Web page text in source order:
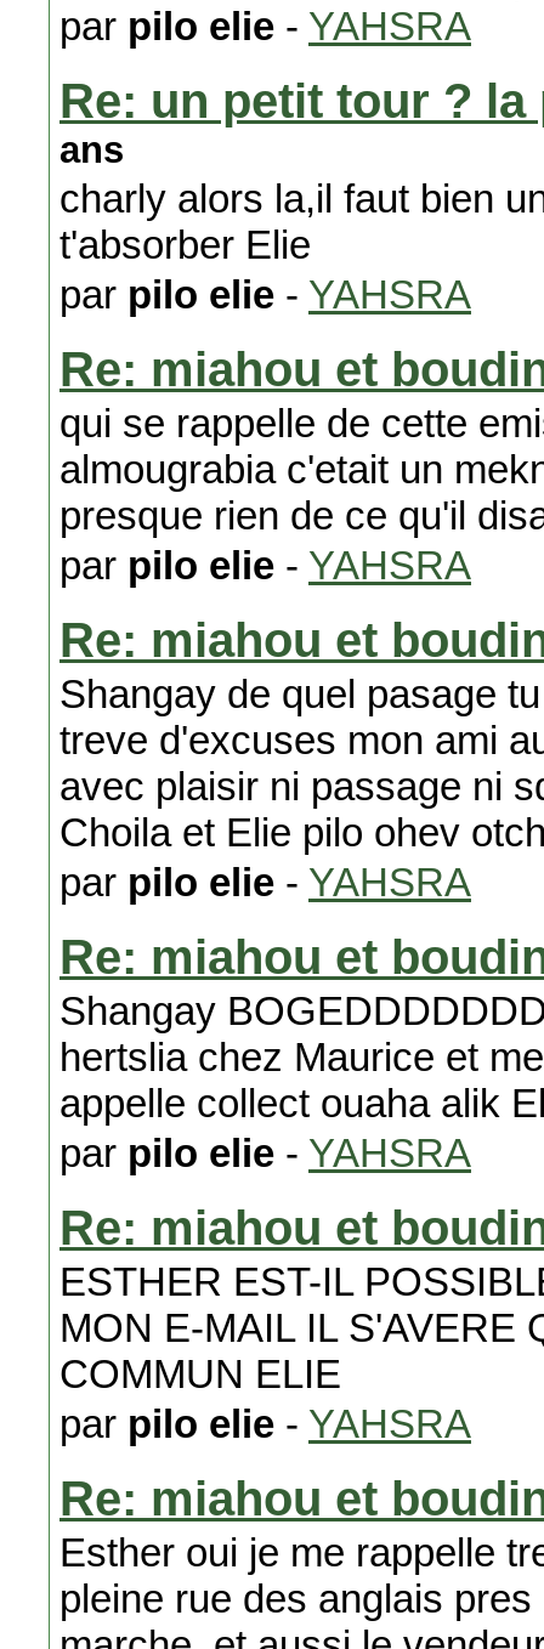
par pilo elie - YAHSRA
Re: un petit tour ?
ans
charly alors la,il faut bien
t'absorber Elie
par pilo elie - YAHSRA
Re: miahou et
qui se rappelle de cette
almougrabia c'etait un
presque rien de ce qu'il
par pilo elie - YAHSRA
Re: miahou et
Shangay de quel pasage
treve d'excuses mon ami
avec plaisir ni passage ni
Choila et Elie pilo ohev
par pilo elie - YAHSRA
Re: miahou et
Shangay
hertslia chez Maurice et
appelle collect ouaha alik
par pilo elie - YAHSRA
Re: miahou et
ESTHER EST-IL
MON E-MAIL IL S'AVERE
COMMUN ELIE
par pilo elie - YAHSRA
Re: miahou et
Esther oui je me rappelle
pleine rue des anglais